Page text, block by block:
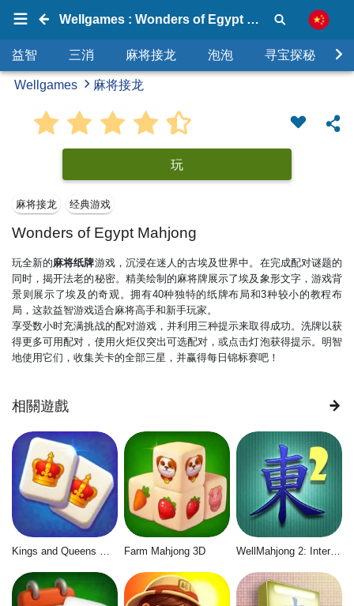
Wellgames : Wonders of Egypt Mahjong
益智 三消 麻将接龙 泡泡 寻宝探秘
Wellgames 麻将接龙
玩
麻将接龙 经典游戏
Wonders of Egypt Mahjong
玩全新的麻将纸牌游戏，沉浸在迷人的古埃及世界中。在完成配对谜题的
同时，揭开法老的秘密。精美绘制的麻将牌展示了埃及象形文字，游戏背
景则展示了埃及的奇观。拥有40种独特的纸牌布局和3种较小的教程布
局，这款益智游戏适合麻将高手和新手玩家。
享受数小时充满挑战的配对游戏，并利用三种提示来取得成功。洗牌以获
得更多可用配对，使用火炬仅突出可选配对，或点击灯泡获得提示。明智
地使用它们，收集关卡的全部三星，并赢得每日锦标赛吧！
相關遊戲
Kings and Queens Mahjong Farm Mahjong 3D WellMahjong 2: Internet Community